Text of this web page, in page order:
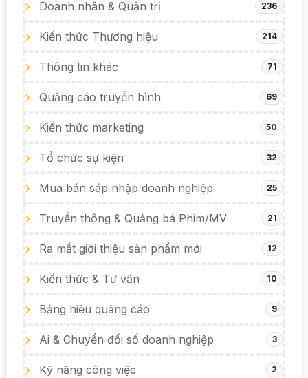
Doanh nhân & Quản trị 236
Kiến thức Thương hiệu 214
Thông tin khác 71
Quảng cáo truyền hình 69
Kiến thức marketing 50
Tổ chức sự kiện 32
Mua bán sáp nhập doanh nghiệp 25
Truyền thông & Quảng bá Phim/MV 21
Ra mắt giới thiệu sản phẩm mới 12
Kiến thức & Tư vấn 10
Bảng hiệu quảng cáo 9
Ai & Chuyển đổi số doanh nghiệp 3
Kỹ năng công việc 2